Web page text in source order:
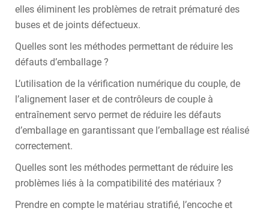
elles éliminent les problèmes de retrait prématuré des
buses et de joints défectueux.
Quelles sont les méthodes permettant de réduire les
défauts d’emballage ?
L’utilisation de la vérification numérique du couple, de
l’alignement laser et de contrôleurs de couple à
entraînement servo permet de réduire les défauts
d’emballage en garantissant que l’emballage est réalisé
correctement.
Quelles sont les méthodes permettant de réduire les
problèmes liés à la compatibilité des matériaux ?
Prendre en compte le matériau stratifié, l’encoche et